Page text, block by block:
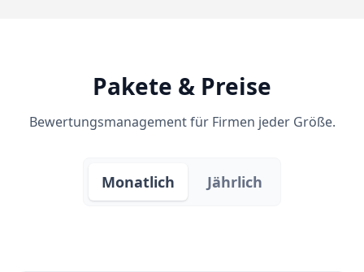
Pakete & Preise
Bewertungsmanagement für Firmen jeder Größe.
Monatlich Jährlich